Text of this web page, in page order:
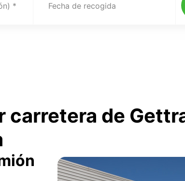
Fecha de recogida
carretera de